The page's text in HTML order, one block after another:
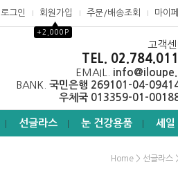
로그인 회원가입
▲
+2,000P
주문/배송조회 마이
고객센
TEL.
EMAIL.
BANK. 국민은행 269101-04-
우체국 013359-01-
선글라스 눈 건강용품 세일
Home > 선글라스